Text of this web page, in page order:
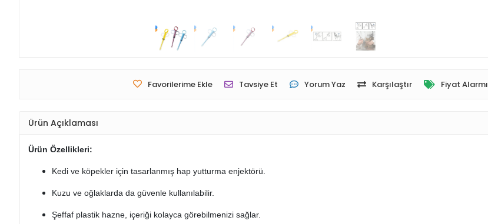
Favorilerime Ekle Tavsiye Et Yorum Yaz Karşılaştır Fiyat Alarmı
Ürün Açıklaması
Ürün Özellikleri:
Kedi ve köpekler için tasarlanmış hap yutturma enjektörü.
Kuzu ve oğlaklarda da güvenle kullanılabilir.
Şeffaf plastik hazne, içeriği kolayca görebilmenizi sağlar.